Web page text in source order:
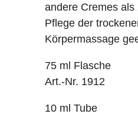
andere Cremes
Pflege der
Körpermassage
75 ml Flasche
Art.-Nr. 1912
10 ml Tube